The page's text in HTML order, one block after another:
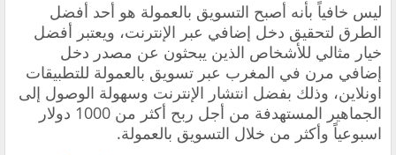
ليس خافياً بأنه أصبح التسويق بالعمولة هو أحد أفضل
الطرق لتحقيق دخل إضافي عبر الإنترنت، ويعتبر أفضل
خيار مثالي للأشخاص الذين يبحثون عن مصدر دخل
إضافي مرن في المغرب عبر تسويق بالعمولة للتطبيقات
اونلاين، وذلك بفضل انتشار الإنترنت وسهولة الوصول إلى
الجماهير المستهدفة من أجل ربح أكثر من 1000 دولار
اسبوعياً وأكثر من خلال التسويق بالعمولة.